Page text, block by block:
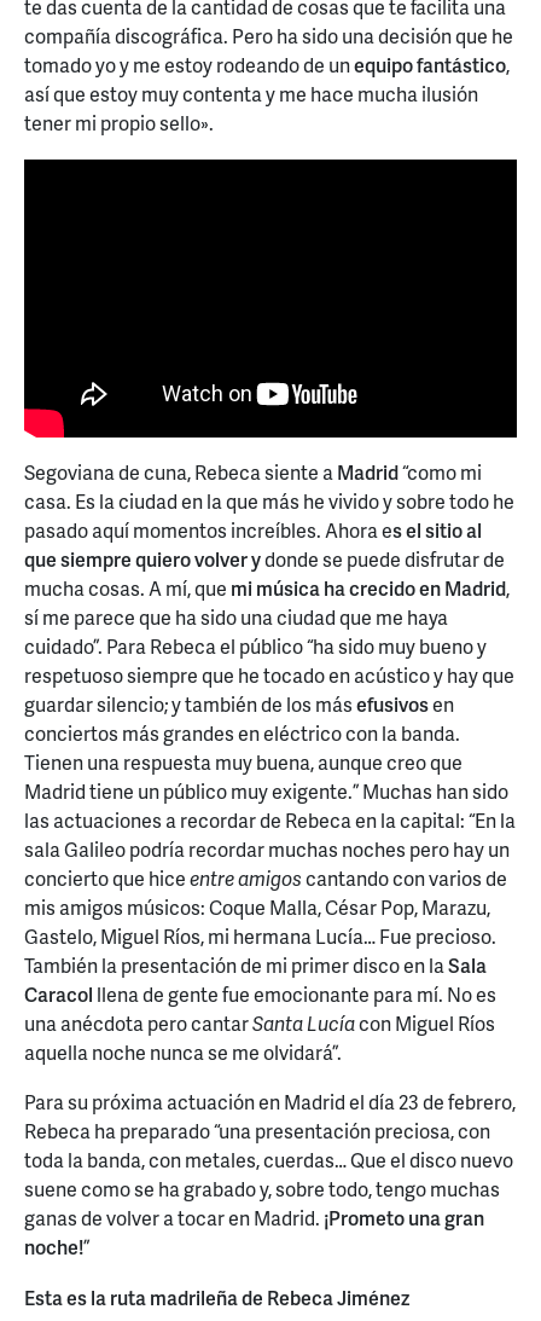
te das cuenta de la cantidad de cosas que te facilita una
compañía discográfica. Pero ha sido una decisión que he
tomado yo y me estoy rodeando de unequipo fantástico,
así que estoy muy contenta y me hace mucha ilusión
tener mi propio sello».
Segoviana de cuna, Rebeca siente aMadrid“como mi
casa. Es la ciudad en la que más he vivido y sobre todo he
pasado aquí momentos increíbles. Ahora es el sitio al
que siempre quiero volver ydonde se puede disfrutar de
mucha cosas. A mí, que mi música ha crecido en Madrid,
sí me parece que ha sido una ciudad que me haya
cuidado”. Para Rebeca el público “ha sido muy bueno y
respetuoso siempre que he tocado en acústico y hay que
guardar silencio; y también de los másefusivosen
conciertos más grandes en eléctrico con la banda.
Tienen una respuesta muy buena, aunque creo que
Madrid tiene un público muy exigente.” Muchas han sido
las actuaciones a recordar de Rebeca en la capital: “En la
sala Galileo podría recordar muchas noches pero hay un
concierto que hiceentre amigoscantando con varios de
mis amigos músicos: Coque Malla, César Pop, Marazu,
Gastelo, Miguel Ríos, mi hermana Lucía… Fue precioso.
También la presentación de mi primer disco en laSala
Caracol llena de gente fue emocionante para mí. No es
una anécdota pero cantarSanta Lucíacon Miguel Ríos
aquella noche nunca se me olvidará”.
Para su próxima actuación en Madrid el día 23 de febrero,
Rebeca ha preparado “una presentación preciosa, con
toda la banda, con metales, cuerdas… Que el disco nuevo
suene como se ha grabado y, sobre todo, tengo muchas
ganas de volver a tocar en Madrid. ¡Prometo una gran
noche!”
Esta es la ruta madrileña de Rebeca Jiménez